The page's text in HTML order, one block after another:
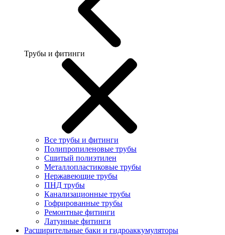
Трубы и фитинги
Все трубы и фитинги
Полипропиленовые трубы
Сшитый полиэтилен
Металлопластиковые трубы
Нержавеющие трубы
ПНД трубы
Канализационные трубы
Гофрированные трубы
Ремонтные фитинги
Латунные фитинги
Расширительные баки и гидроаккумуляторы